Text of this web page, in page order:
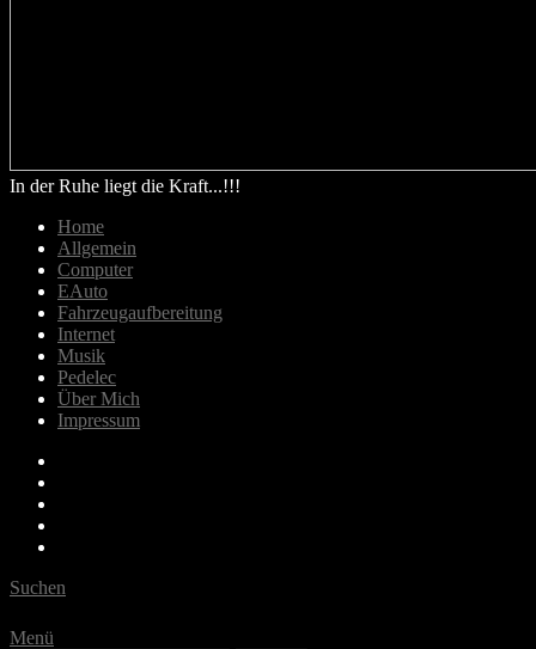
In der Ruhe liegt die Kraft...!!!
Home
Allgemein
Computer
EAuto
Fahrzeugaufbereitung
Internet
Musik
Pedelec
Über Mich
Impressum
Suchen
Menü